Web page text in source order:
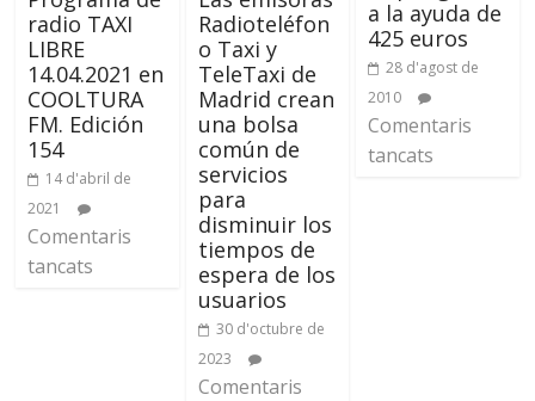
radio TAXI
LIBRE
14.04.2021 en
COOLTURA
FM. Edición
154
14 d'abril de
2021
Comentaris
tancats
Radioteléfon
o Taxi y
TeleTaxi de
Madrid crean
una bolsa
común de
servicios
para
disminuir los
tiempos de
espera de los
usuarios
30 d'octubre de
2023
Comentaris
a la ayuda de
425 euros
28 d'agost de
2010
Comentaris
tancats